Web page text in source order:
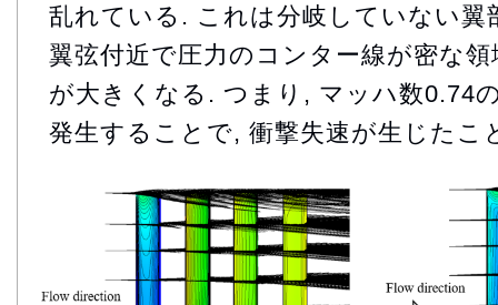
乱れている. これは分岐していない翼
翼弦付近で圧力のコンター線が密な
が大きくなる. つまり, マッハ数0.74
発生することで, 衝撃失速が生じたこ